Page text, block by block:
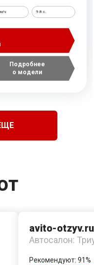
ч 9.8 c.
Подробнее
о модели
avito-otzyv.ru
Автосалон:
Рекомендуют: 91%